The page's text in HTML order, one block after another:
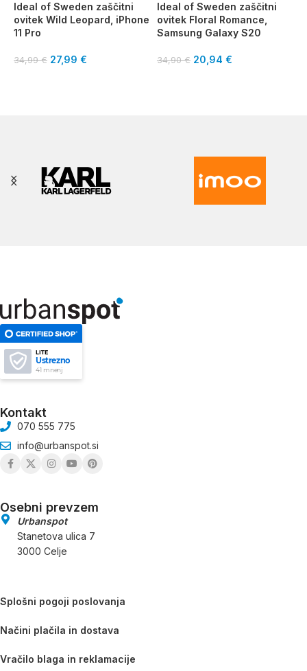
Ideal of Sweden zaščitni
ovitek Wild Leopard, iPhone
11 Pro
34,99€ 27,99 €
Ideal of Sweden zaščitni
ovitek Floral Romance,
Samsung Galaxy S20
34,90€ 20,94 €
LITE
Ustrezno
41 mnenj
Kontakt
070 555 775
info@urbanspot.si
Osebni prevzem
Urbanspot
Stanetova ulica 7
3000 Celje
Splošni pogoji poslovanja
Načini plačila in dostava
Vračilo blaga in reklamacije